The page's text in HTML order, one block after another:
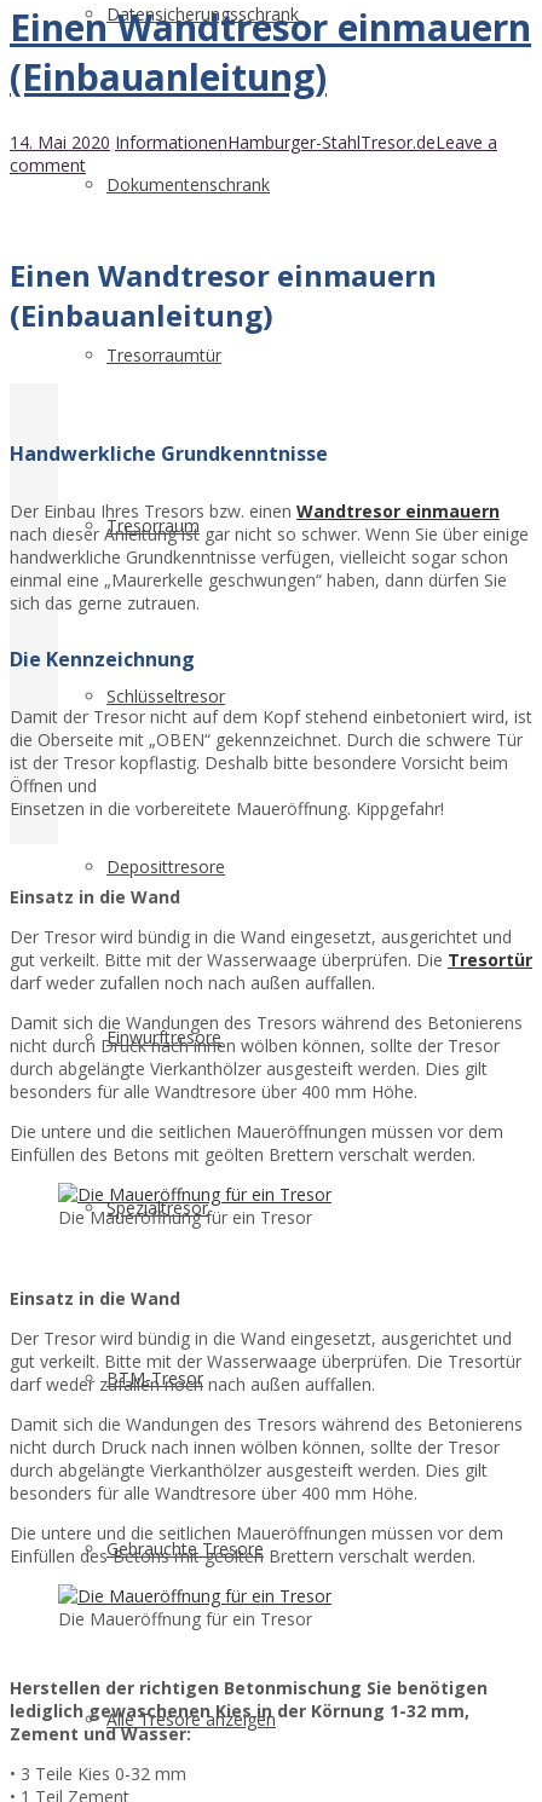
Datensicherungsschrank
Dokumentenschrank
Tresorraumtür
Tresorraum
Schlüsseltresor
Deposittresore
Einwurftresore
Spezialtresor
BTM-Tresor
Gebrauchte Tresore
Alle Tresore anzeigen
Einen Wandtresor einmauern
(Einbauanleitung)
14. Mai 2020 InformationenHamburger-StahlTresor.deLeave a
comment
Einen Wandtresor einmauern
(Einbauanleitung)
Handwerkliche Grundkenntnisse
Der Einbau Ihres Tresors bzw. einen Wandtresor einmauern
nach dieser Anleitung ist gar nicht so schwer. Wenn Sie über einige
handwerkliche Grundkenntnisse verfügen, vielleicht sogar schon
einmal eine „Maurerkelle geschwungen“ haben, dann dürfen Sie
sich das gerne zutrauen.
Die Kennzeichnung
Damit der Tresor nicht auf dem Kopf stehend einbetoniert wird, ist
die Oberseite mit „OBEN“ gekennzeichnet. Durch die schwere Tür
ist der Tresor kopflastig. Deshalb bitte besondere Vorsicht beim
Öffnen und
Einsetzen in die vorbereitete Maueröffnung. Kippgefahr!
Einsatz in die Wand
Der Tresor wird bündig in die Wand eingesetzt, ausgerichtet und
gut verkeilt. Bitte mit der Wasserwaage überprüfen. Die Tresortür
darf weder zufallen noch nach außen auffallen.
Damit sich die Wandungen des Tresors während des Betonierens
nicht durch Druck nach innen wölben können, sollte der Tresor
durch abgelängte Vierkanthölzer ausgesteift werden. Dies gilt
besonders für alle Wandtresore über 400 mm Höhe.
Die untere und die seitlichen Maueröffnungen müssen vor dem
Einfüllen des Betons mit geölten Brettern verschalt werden.
Die Maueröffnung für ein Tresor
Einsatz in die Wand
Der Tresor wird bündig in die Wand eingesetzt, ausgerichtet und
gut verkeilt. Bitte mit der Wasserwaage überprüfen. Die Tresortür
darf weder zufallen noch nach außen auffallen.
Damit sich die Wandungen des Tresors während des Betonierens
nicht durch Druck nach innen wölben können, sollte der Tresor
durch abgelängte Vierkanthölzer ausgesteift werden. Dies gilt
besonders für alle Wandtresore über 400 mm Höhe.
Die untere und die seitlichen Maueröffnungen müssen vor dem
Einfüllen des Betons mit geölten Brettern verschalt werden.
Die Maueröffnung für ein Tresor
Herstellen der richtigen Betonmischung Sie benötigen
lediglich gewaschenen Kies in der Körnung 1-32 mm,
Zement und Wasser:
• 3 Teile Kies 0-32 mm
• 1 Teil Zement